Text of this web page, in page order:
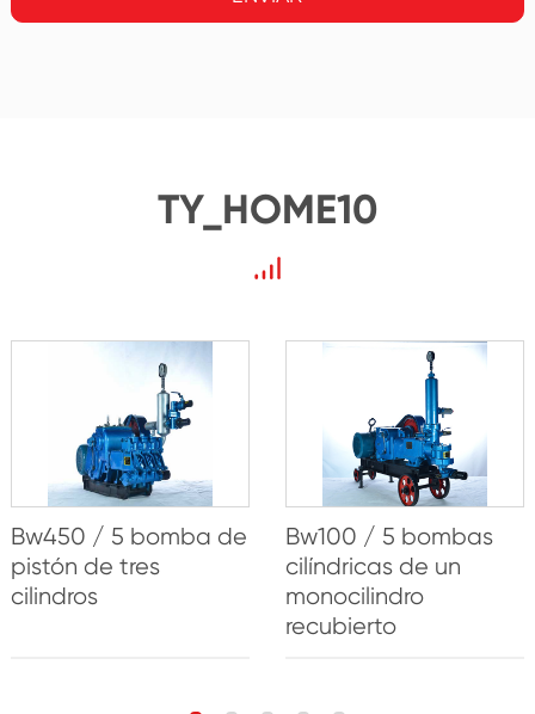
TY_HOME10
Bw450 / 5 bomba de
pistón de tres
cilindros
Bw100 / 5 bombas
cilíndricas de un
monocilindro
recubierto